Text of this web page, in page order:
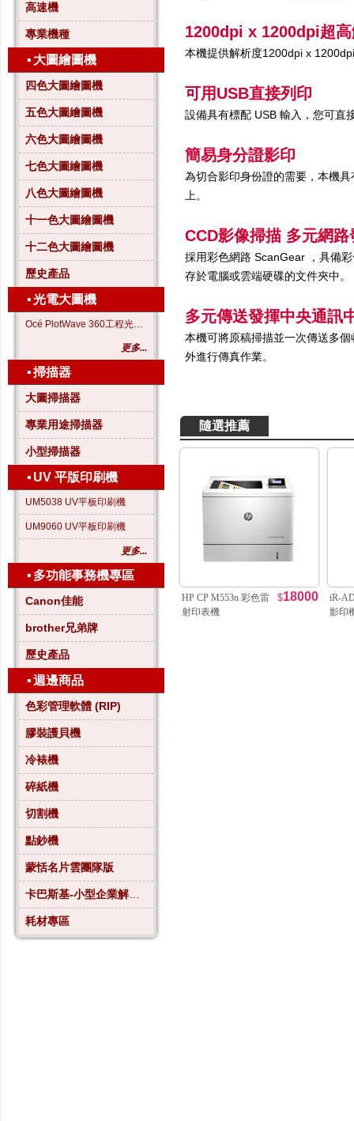
高速機
專業機種
▪ 大圖繪圖機
四色大圖繪圖機
五色大圖繪圖機
六色大圖繪圖機
七色大圖繪圖機
八色大圖繪圖機
十一色大圖繪圖機
十二色大圖繪圖機
歷史產品
▪光電大圖機
Océ PlotWave 360工程光電大圖機
更多...
▪掃描器
大圖掃描器
專業用途掃描器
小型掃描器
▪ UV 平版印刷機
UM5038 UV平板印刷機
UM9060 UV平板印刷機
更多...
▪ 多功能事務機專區
Canon佳能
brother兄弟牌
歷史產品
▪週邊商品
色彩管理軟體 (RIP)
膠裝護貝機
冷裱機
碎紙機
切割機
點鈔機
蒙恬名片雲團隊版
卡巴斯基-小型企業解決方案4
耗材專區
1200dpi x 1200dpi超
本機提供解析度1200dpi x
可用USB直接列印
設備具有標配 USB 輸入，您可直
簡易身分證影印
為切合影印身份證的需要，本機
上。
CCD影像掃描 多元網路
採用彩色網路 ScanGear
，具備
存於電腦或雲端硬碟的文件夾中。
多元傳送發揮中央通訊
本機可將原稿掃描並一次傳送多
外進行傳真作業。
隨選推薦
HP CP M553n 彩色雷
射印表機
$18000
iR-
影印